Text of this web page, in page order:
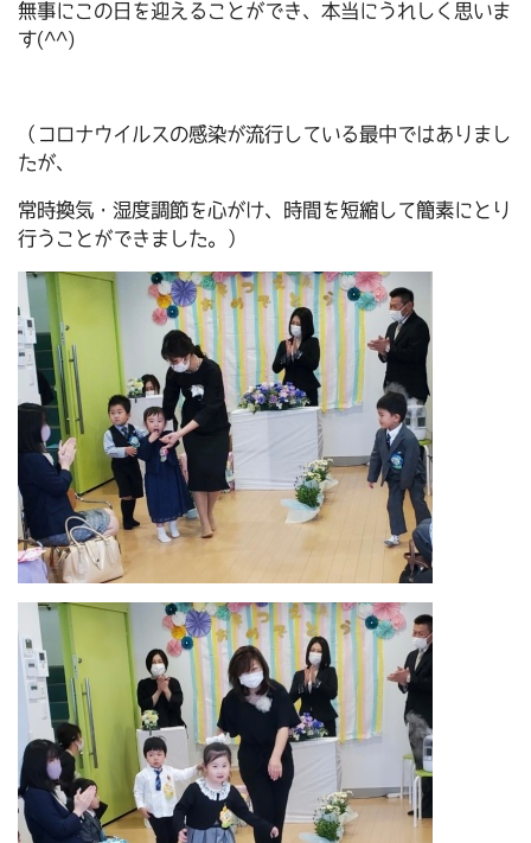
無事にこの日を迎えることができ、本当にうれしく思いま
す(^^)
（コロナウイルスの感染が流行している最中ではありまし
たが、
常時換気・湿度調節を心がけ、時間を短縮して簡素にとり
行うことができました。）